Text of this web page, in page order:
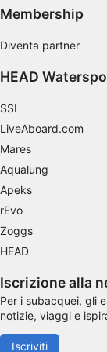
Membership
Diventa partner
HEAD
SSI
LiveAboard.com
Mares
Aqualung
Apeks
rEvo
Zoggs
HEAD
Iscrizione alla
Per i subacquei, gli
notizie, viaggi e
Iscriviti
Caratteristiche
Utilizzare dati
Riconoscere i
Prestazione
Pubblicità